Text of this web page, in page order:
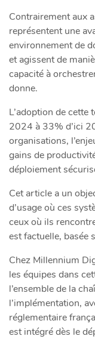
Contrairement aux
représentent une
environnement de
et agissent de
capacité à
donne.
L’adoption de cette
2024 à 33% d’ici
organisations,
gains de
déploiement
Cet article a un
d’usage où ces
ceux où ils
est factuelle, basée
Chez Millennium
les équipes dans
l’ensemble de la
l’implémentation,
réglementaire
est intégré dès le